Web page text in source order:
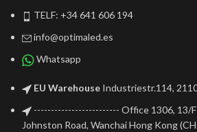
TELF: +34 641 606 194
info@optimaled.es
Whatsapp
EU Warehouse Industriestr.114,
------------------------- Office 1306, 13/F
Johnston Road, Wanchai Hong Kong